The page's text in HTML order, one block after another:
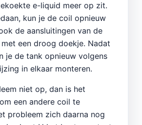
e-liquid meer op zit.
kun je de coil opnieuw
de aansluitingen van de
een droog doekje. Nadat
je de tank opnieuw volgens
in elkaar monteren.
niet op, dan is het
een andere coil te
probleem zich daarna nog